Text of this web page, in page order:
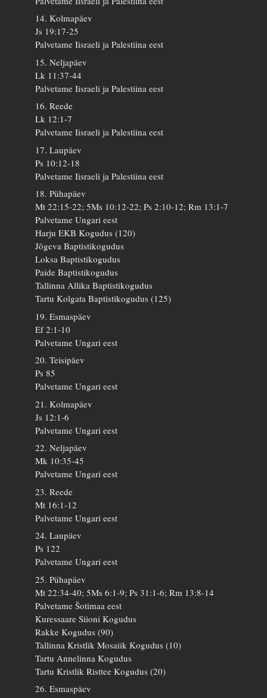
14. Kolmapäev
Js 19:17-25
Palvetame Iisraeli ja Palestiina eest
15. Neljapäev
Lk 11:37-44
Palvetame Iisraeli ja Palestiina eest
16. Reede
Lk 12:1-7
Palvetame Iisraeli ja Palestiina eest
17. Laupäev
Ps 10:12-18
Palvetame Iisraeli ja Palestiina eest
18. Pühapäev
Mt 22:15-22; 5Ms 10:12-22; Ps 2:10-12; Rm 13:1-7
Palvetame Ungari eest
Harju EKB Kogudus (120)
Jõgeva Baptistikogudus
Loksa Baptistikogudus
Paide Baptistikogudus
Tallinna Allika Baptistikogudus
Tartu Kolgata Baptistikogudus (125)
19. Esmaspäev
Ef 2:1-10
Palvetame Ungari eest
20. Teisipäev
Ps 85
Palvetame Ungari eest
21. Kolmapäev
Js 12:1-6
Palvetame Ungari eest
22. Neljapäev
Mk 10:35-45
Palvetame Ungari eest
23. Reede
Mt 16:1-12
Palvetame Ungari eest
24. Laupäev
Ps 122
Palvetame Ungari eest
25. Pühapäev
Mt 22:34-40; 5Ms 6:1-9; Ps 31:1-6; Rm 13:8-14
Palvetame Šotimaa eest
Kuressaare Siioni Kogudus
Rakke Kogudus (90)
Tallinna Kristlik Mosaiik Kogudus (10)
Tartu Annelinna Kogudus
Tartu Kristlik Risttee Kogudus (20)
26. Esmaspäev